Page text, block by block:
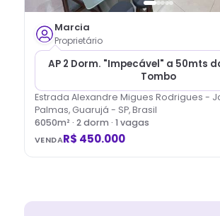
Marcia
Proprietário
AP 2 Dorm. "Impecável" a 50mts
Tombo
Estrada Alexandre Migues Rodrigues -
Palmas, Guarujá - SP, Brasil
6050m² · 2dorm · 1 vagas
VENDAR$ 450.000